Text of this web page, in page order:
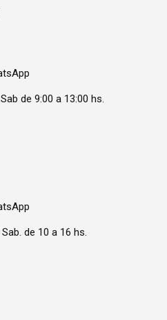
de 9:00 a 13:00 hs.
de 10 a 16 hs.